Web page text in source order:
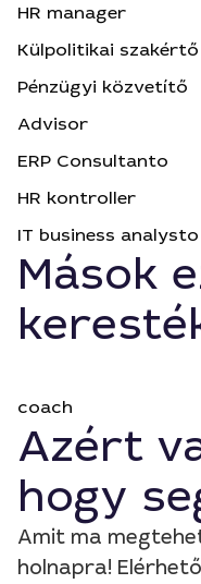
HR manager
Külpolitikai szakértő
Pénzügyi közvetítő
Advisor
ERP Consultanto
HR kontroller
IT business analysto
Mások
coach
Azért
hogy
Amit ma
holnapra!